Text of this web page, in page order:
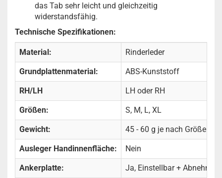
das Tab sehr leicht und gleichzeitig
widerstandsfähig.
Technische Spezifikationen:
Material: Rinderleder
Grundplattenmaterial: ABS-Kunststoff
RH/LH LH oder RH
Größen: S, M, L, XL
Gewicht: 45 - 60 g je nach Größe
Ausleger Handinnenfläche: Nein
Ankerplatte: Ja, Einstellbar +